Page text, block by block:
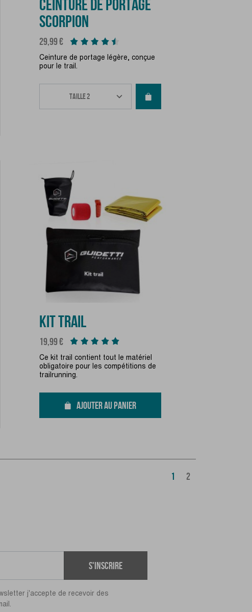
CEINTURE DE PORTAGE
SCORPION
Prix
29,99 €
Ceinture de portage légère, conçue
pour le trail.
KIT TRAIL
Prix
19,99 €
Ce kit trail contient tout le matériel
obligatoire pour les compétitions de
trailrunning.
AJOUTER AU PANIER
1 2
S'inscrire
j'accepte de recevoir des